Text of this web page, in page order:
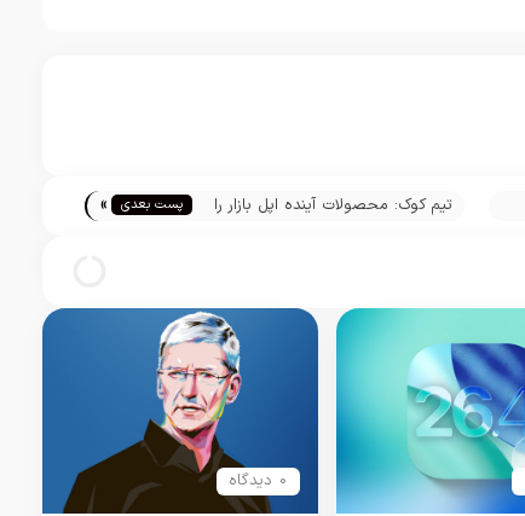
تیم کوک: محصولات آینده اپل بازار را
پست بعدی »
0 دیدگاه